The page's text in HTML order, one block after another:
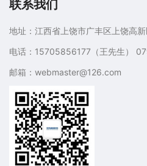
联系我们
地址：江西省上饶市广丰区上饶高
电话：15705856177（王先生）
邮箱：webmaster@126.com